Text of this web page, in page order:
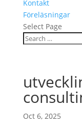
Kontakt
Föreläsningar
Select Page
Oct 6, 2025